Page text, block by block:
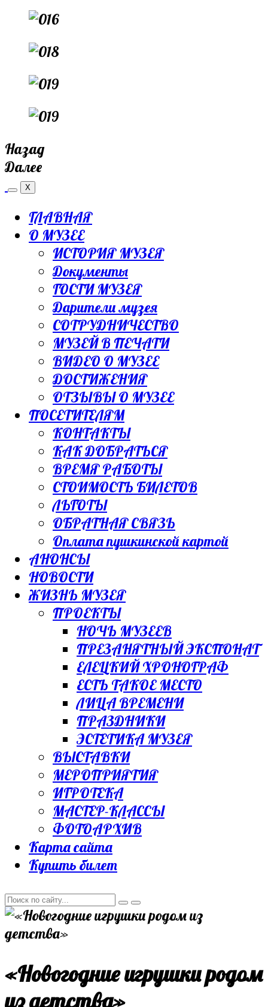
Назад
Далее
X
ГЛАВНАЯ
О МУЗЕЕ
ИСТОРИЯ МУЗЕЯ
Документы
ГОСТИ МУЗЕЯ
Дарители музея
СОТРУДНИЧЕСТВО
МУЗЕЙ В ПЕЧАТИ
ВИДЕО О МУЗЕЕ
ДОСТИЖЕНИЯ
ОТЗЫВЫ О МУЗЕЕ
ПОСЕТИТЕЛЯМ
КОНТАКТЫ
КАК ДОБРАТЬСЯ
ВРЕМЯ РАБОТЫ
СТОИМОСТЬ БИЛЕТОВ
ЛЬГОТЫ
ОБРАТНАЯ СВЯЗЬ
Оплата пушкинской картой
АНОНСЫ
НОВОСТИ
ЖИЗНЬ МУЗЕЯ
ПРОЕКТЫ
НОЧЬ МУЗЕЕВ
ПРЕЗАНЯТНЫЙ ЭКСПОНАТ
ЕЛЕЦКИЙ ХРОНОГРАФ
ЕСТЬ ТАКОЕ МЕСТО
ЛИЦА ВРЕМЕНИ
ПРАЗДНИКИ
ЭСТЕТИКА МУЗЕЯ
ВЫСТАВКИ
МЕРОПРИЯТИЯ
ИГРОТЕКА
МАСТЕР-КЛАССЫ
ФОТОАРХИВ
Карта сайта
Купить билет
«Новогодние игрушки родом
из детства»